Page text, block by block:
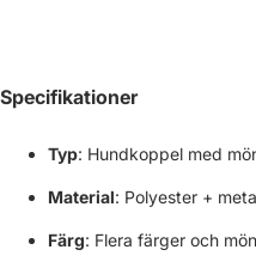
Specifikationer
Typ: Hundkoppel med
Material: Polyester +
Färg: Flera färger och